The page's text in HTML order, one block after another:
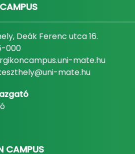
Deák Ferenc utca 16.
000
mate.hu
mate.hu
CAMPUS